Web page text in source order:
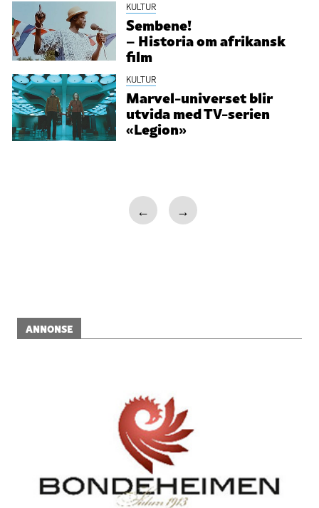
KULTUR
Sembene!
– Historia om afrikansk
film
KULTUR
Marvel-universet blir
utvida med TV-serien
«Legion»
← →
ANNONSE